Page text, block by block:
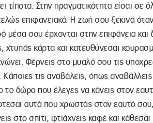
τίποτα. Στην πραγματικότητα είσαι σε
επιφανειακό. Η ζωή σου ξεκινά
μέσα σου έρχονται στην επιφάνεια και
χτυπάς κάρτα και κατευθύνεσαι
Φέρνεις στο μυαλό σου τις
τις αναβάλεις, όπως αναβάλλεις
το δώρο που έλεγες να κάνεις στον
αυτά που χρωστάς στον εαυτό
στο σπίτι, φτιάχνεις καφέ και